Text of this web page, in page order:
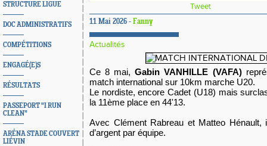
STRUCTURE LIGUE
DOC ADMINISTRATIFS
COMPÉTITIONS
ENGAGÉ(E)S
RÉSULTATS
PASSEPORT "I RUN
CLEAN"
ARÉNA STADE COUVERT
LIÉVIN
Tweet
11 Mai 2026 - Fanny
Actualités
Ce 8 mai,Gabin VANHILLE (VAFA)
match international sur 10km marche U20.
Le nordiste, encore Cadet (U18) mais
la 11ème place en 44'13.
Avec Clément Rabreau et Matteo Hénault,
d’argent par équipe.